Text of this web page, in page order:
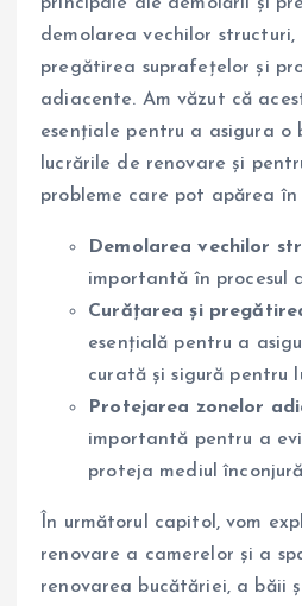
demolarea vechilor structuri,
pregătirea suprafețelor și
adiacente. Am văzut că
esențiale pentru a asigura o
lucrările de renovare și
probleme care pot apărea în
Demolarea vechilor
importantă în procesul
Curățarea și
esențială pentru a
curată și sigură pentru
Protejarea zonelor
importantă pentru a
proteja mediul
În următorul capitol, vom
renovare a camerelor și a
renovarea bucătăriei, a băii